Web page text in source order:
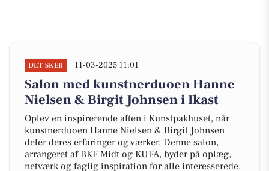
DET SKER 11-03-2025 11:01
Salon med kunstnerduoen Hanne
Nielsen & Birgit Johnsen i Ikast
Oplev en inspirerende aften i Kunstpakhuset, når
kunstnerduoen Hanne Nielsen & Birgit Johnsen
deler deres erfaringer og værker. Denne salon,
arrangeret af BKF Midt og KUFA, byder på oplæg,
netværk og faglig inspiration for alle interesserede.